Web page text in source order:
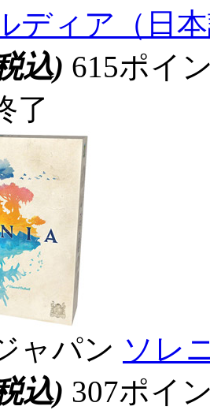
ディア（日
込) 615ポイ
了
ャパン ソレ
込) 307ポイ